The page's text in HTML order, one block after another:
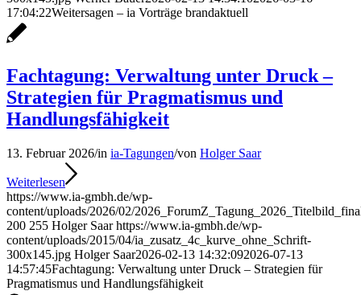
17:04:22Weitersagen – ia Vorträge brandaktuell
Fachtagung: Verwaltung unter Druck –
Strategien für Pragmatismus und
Handlungsfähigkeit
13. Februar 2026/in ia-Tagungen/von Holger Saar
Weiterlesen
https://www.ia-gmbh.de/wp-
content/uploads/2026/02/
200 255 Holger Saar https://www.ia-gmbh.de/wp-
content/uploads/2015/04/ia_zusatz_4c_kurve_ohne_Schrift-
300x145.jpg Holger Saar2026-02-13 14:32:092026-07-13
14:57:45Fachtagung: Verwaltung unter Druck – Strategien für
Pragmatismus und Handlungsfähigkeit